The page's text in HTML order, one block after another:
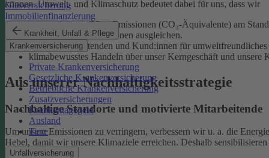
Glasversicherung
Immobilienfinanzierung
Krankheit, Unfall & Pflege
Krankenversicherung
Private Krankenversicherung
Gesetzliche Krankenversicherung
Betriebliche Krankenversicherung
Zusatzversicherungen
Krankentagegeld
Ausland
Tiere
Unfallversicherung
können.Umwelt- und Klimaschutz bedeutet dabei für uns, dass wir
unsere eigenen CO₂e-Emissionen (CO₂-Äquivalente) am
unvermeidliche Emissionen ausgleichen.
unsere Mitarbeitenden und Kund:innen für
klimabewusstes Handeln über unser Kerngeschäft und unsere
Aus unserer Nachhaltigkeitsstrategie
Nachhaltige Standorte und motivierte Mitarbeitende
Um unsere Emissionen zu verringern, verbessern wir u. a. die
Hebel, damit wir unsere Klimaziele erreichen. Deshalb